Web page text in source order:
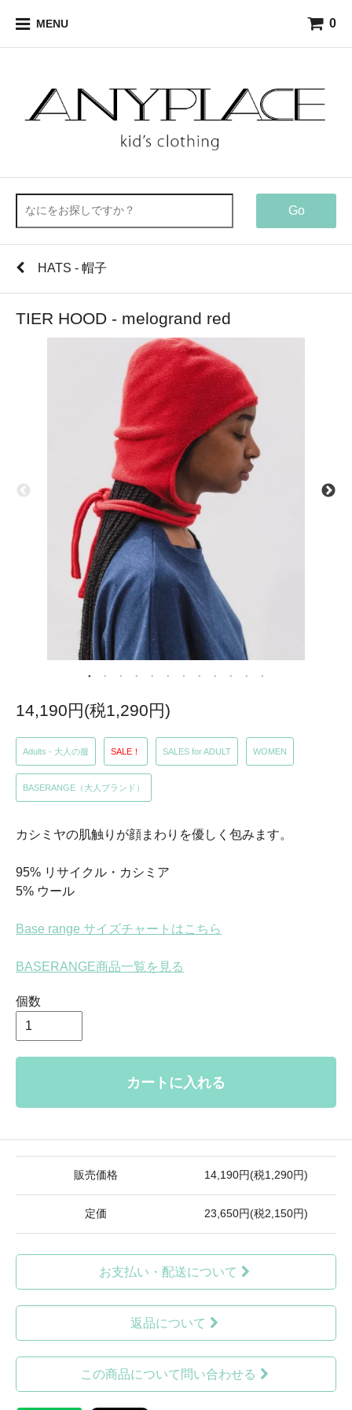
MENU 0
Go
HATS - 帽子
TIER HOOD - melogrand red
14,190円(税1,290円)
Adults - 大人の服 SALE！ SALES for ADULT WOMEN
BASERANGE（大人ブランド）
カシミヤの肌触りが顔まわりを優しく包みます。
95% リサイクル・カシミア
5% ウール
Base range サイズチャートはこちら
BASERANGE商品一覧を見る
個数
カートに入れる
販売価格 14,190円(税1,290円)
定価 23,650円(税2,150円)
お支払い・配送について
返品について
この商品について問い合わせる